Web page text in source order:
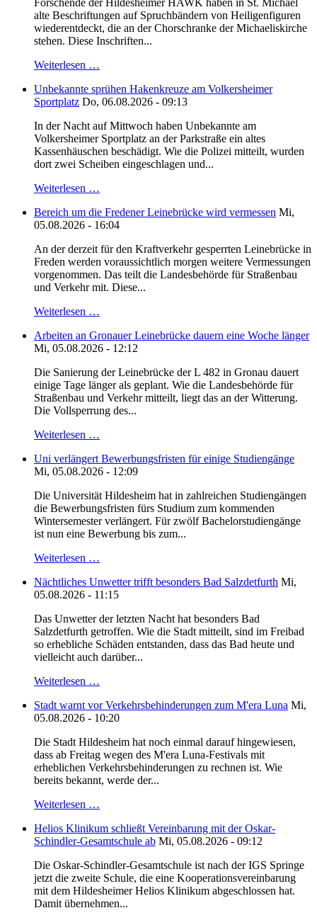
Forschende der Hildesheimer HAWK haben in St. Michael
alte Beschriftungen auf Spruchbändern von Heiligenfiguren
wiederentdeckt, die an der Chorschranke der Michaeliskirche
stehen. Diese Inschriften...
Weiterlesen …
Unbekannte sprühen Hakenkreuze am Volkersheimer
Sportplatz Do, 06.08.2026 - 09:13
In der Nacht auf Mittwoch haben Unbekannte am
Volkersheimer Sportplatz an der Parkstraße ein altes
Kassenhäuschen beschädigt. Wie die Polizei mitteilt, wurden
dort zwei Scheiben eingeschlagen und...
Weiterlesen …
Bereich um die Fredener Leinebrücke wird vermessen Mi,
05.08.2026 - 16:04
An der derzeit für den Kraftverkehr gesperrten Leinebrücke in
Freden werden voraussichtlich morgen weitere Vermessungen
vorgenommen. Das teilt die Landesbehörde für Straßenbau
und Verkehr mit. Diese...
Weiterlesen …
Arbeiten an Gronauer Leinebrücke dauern eine Woche länger
Mi, 05.08.2026 - 12:12
Die Sanierung der Leinebrücke der L 482 in Gronau dauert
einige Tage länger als geplant. Wie die Landesbehörde für
Straßenbau und Verkehr mitteilt, liegt das an der Witterung.
Die Vollsperrung des...
Weiterlesen …
Uni verlängert Bewerbungsfristen für einige Studiengänge
Mi, 05.08.2026 - 12:09
Die Universität Hildesheim hat in zahlreichen Studiengängen
die Bewerbungsfristen fürs Studium zum kommenden
Wintersemester verlängert. Für zwölf Bachelorstudiengänge
ist nun eine Bewerbung bis zum...
Weiterlesen …
Nächtliches Unwetter trifft besonders Bad Salzdetfurth Mi,
05.08.2026 - 11:15
Das Unwetter der letzten Nacht hat besonders Bad
Salzdetfurth getroffen. Wie die Stadt mitteilt, sind im Freibad
so erhebliche Schäden entstanden, dass das Bad heute und
vielleicht auch darüber...
Weiterlesen …
Stadt warnt vor Verkehrsbehinderungen zum M'era Luna Mi,
05.08.2026 - 10:20
Die Stadt Hildesheim hat noch einmal darauf hingewiesen,
dass ab Freitag wegen des M'era Luna-Festivals mit
erheblichen Verkehrsbehinderungen zu rechnen ist. Wie
bereits bekannt, werde der...
Weiterlesen …
Helios Klinikum schließt Vereinbarung mit der Oskar-
Schindler-Gesamtschule ab Mi, 05.08.2026 - 09:12
Die Oskar-Schindler-Gesamtschule ist nach der IGS Springe
jetzt die zweite Schule, die eine Kooperationsvereinbarung
mit dem Hildesheimer Helios Klinikum abgeschlossen hat.
Damit übernehmen...